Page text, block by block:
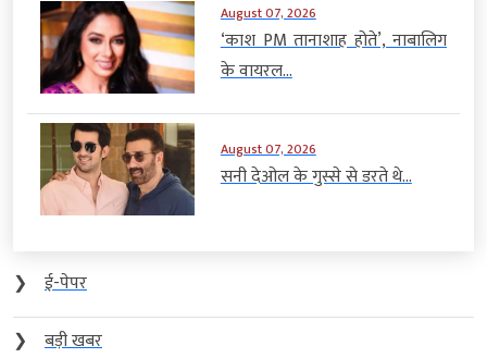
August 07, 2026
‘काश PM तानाशाह होते’, नाबालिग
के वायरल...
August 07, 2026
सनी देओल के गुस्से से डरते थे...
❯
ई-पेपर
❯
बड़ी खबर